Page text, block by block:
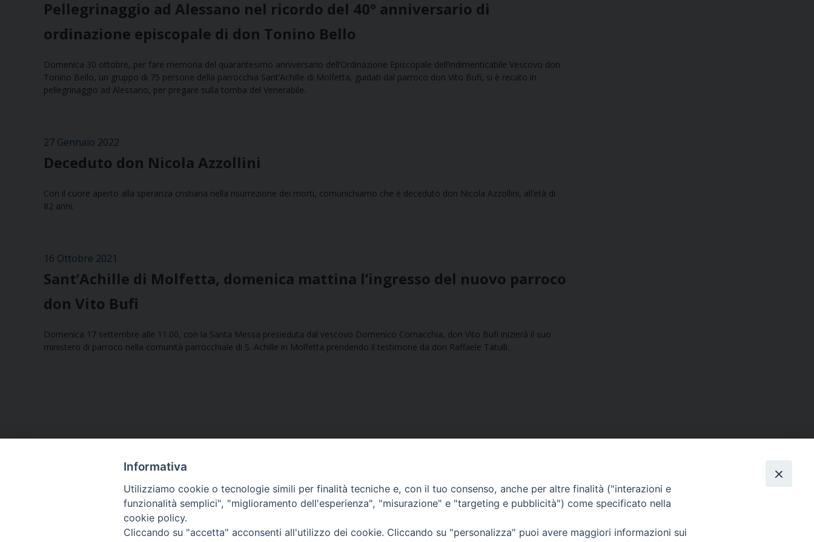
Pellegrinaggio ad Alessano nel ricordo del 40° anniversario di
ordinazione episcopale di don Tonino Bello
Domenica 30 ottobre, per fare memoria del quarantesimo anniversario dell’Ordinazione Episcopale dell’indimenticabile Vescovo don
Tonino Bello, un gruppo di 75 persone della parrocchia Sant’Achille di Molfetta, guidati dal parroco don Vito Bufi, si è recato in
pellegrinaggio ad Alessano, per pregare sulla tomba del Venerabile.
27 Gennaio 2022
Deceduto don Nicola Azzollini
Con il cuore aperto alla speranza cristiana nella risurrezione dei morti, comunichiamo che è deceduto don Nicola Azzollini, all’età di
82 anni.
16 Ottobre 2021
Sant’Achille di Molfetta, domenica mattina l’ingresso del nuovo parroco
don Vito Bufi
Domenica 17 settembre alle 11.00, con la Santa Messa presieduta dal vescovo Domenico Cornacchia, don Vito Bufi inizierà il suo
ministero di parroco nella comunità parrocchiale di S. Achille in Molfetta prendendo il testimone da don Raffaele Tatulli.
Ufficio Comunicazioni sociali SEGUICI SU
Informativa
Utilizziamo cookie o tecnologie simili per finalità tecniche e, con il tuo consenso, anche per altre finalità ("interazioni e
funzionalità semplici", "miglioramento dell'esperienza", "misurazione" e "targeting e pubblicità") come specificato nella
cookie policy.
Cliccando su "accetta" acconsenti all'utilizzo dei cookie. Cliccando su "personalizza" puoi avere maggiori informazioni sui